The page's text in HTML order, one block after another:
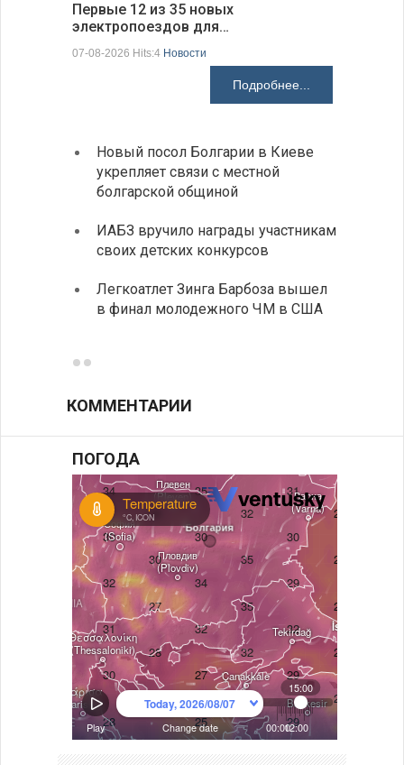
Первые 12 из 35 новых
электропоездов для…
07-08-2026 Hits:4 Новости
Подробнее...
Новый посол Болгарии в Киеве
укрепляет связи с местной
болгарской общиной
ИАБЗ вручило награды участникам
своих детских конкурсов
Легкоатлет Зинга Барбоза вышел
в финал молодежного ЧМ в США
КОММЕНТАРИИ
ПОГОДА